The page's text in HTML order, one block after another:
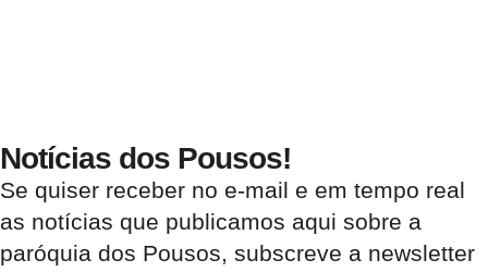
Notícias dos Pousos!
Se quiser receber no e-mail e em tempo real
as notícias que publicamos aqui sobre a
paróquia dos Pousos, subscreve a newsletter